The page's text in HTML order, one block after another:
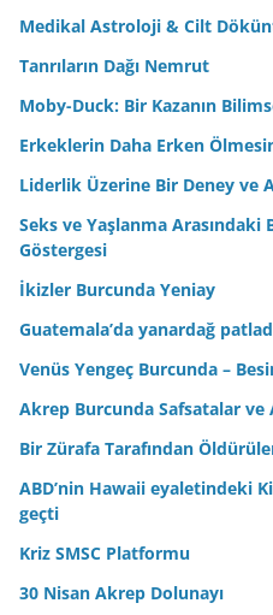
Medikal Astroloji & Cilt
Tanrıların Dağı Nemrut
Moby-Duck: Bir Kazanın
Erkeklerin Daha Erken
Liderlik Üzerine Bir Deney ve
Seks ve Yaşlanma Arasındaki
Göstergesi
İkizler Burcunda Yeniay
Guatemala’da yanardağ
Venüs Yengeç Burcunda –
Akrep Burcunda Safsatalar ve
Bir Zürafa Tarafından
ABD’nin Hawaii eyaletindeki
geçti
Kriz SMSC Platformu
30 Nisan Akrep Dolunayı